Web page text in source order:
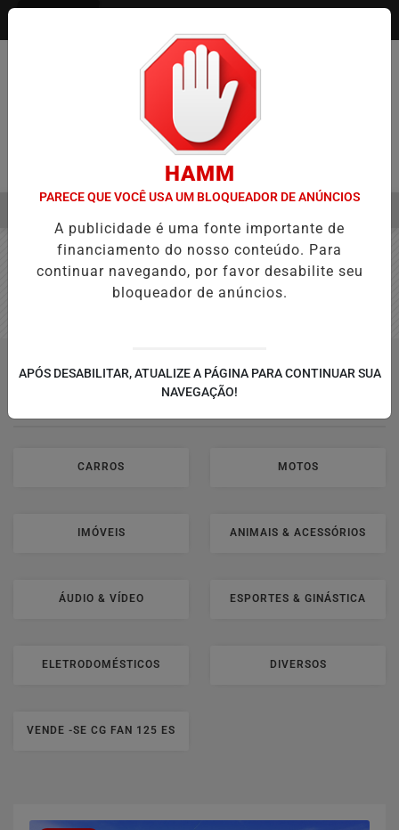
EM ALTA
CARROS MOTOS
IMÓVEIS ANIMAIS & ACESSÓRIOS
ÁUDIO & VÍDEO ESPORTES & GINÁSTICA
ELETRODOMÉSTICOS DIVERSOS
VENDE -SE CG FAN 125 ES
HAMM
PARECE QUE VOCÊ USA UM BLOQUEADOR DE ANÚNCIOS
A publicidade é uma fonte importante de
financiamento do nosso conteúdo. Para
continuar navegando, por favor desabilite seu
bloqueador de anúncios.
APÓS DESABILITAR, ATUALIZE A PÁGINA PARA CONTINUAR SUA
NAVEGAÇÃO!